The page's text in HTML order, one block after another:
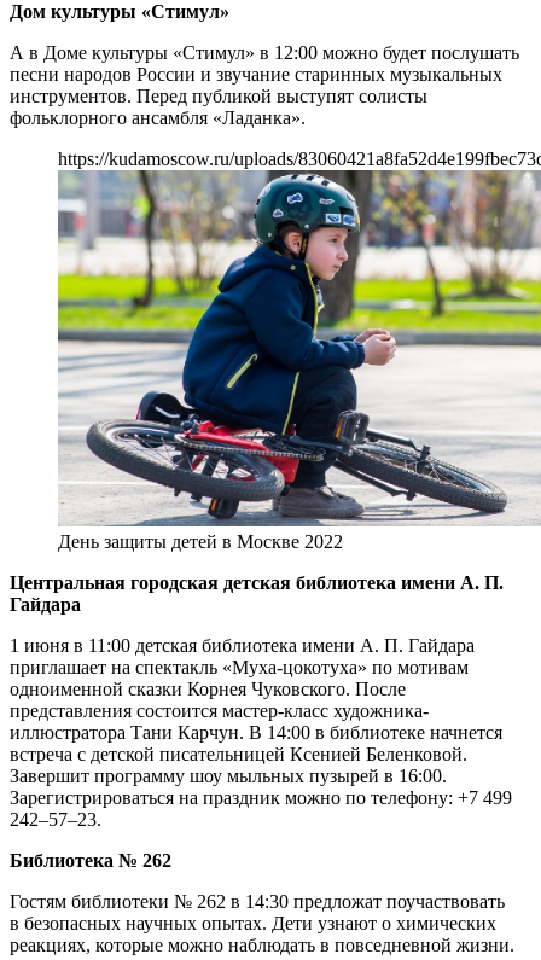
Дом культуры «Стимул»
А в Доме культуры «Стимул» в 12:00 можно будет послушать
песни народов России и звучание старинных музыкальных
инструментов. Перед публикой выступят солисты
фольклорного ансамбля «Ладанка».
https://kudamoscow.ru/uploads/
День защиты детей в Москве 2022
Центральная городская детская библиотека имени А. П.
Гайдара
1 июня в 11:00 детская библиотека имени А. П. Гайдара
приглашает на спектакль «Муха-цокотуха» по мотивам
одноименной сказки Корнея Чуковского. После
представления состоится мастер-класс художника-
иллюстратора Тани Карчун. В 14:00 в библиотеке начнется
встреча с детской писательницей Ксенией Беленковой.
Завершит программу шоу мыльных пузырей в 16:00.
Зарегистрироваться на праздник можно по телефону: +7 499
242–57–23.
Библиотека № 262
Гостям библиотеки № 262 в 14:30 предложат поучаствовать
в безопасных научных опытах. Дети узнают о химических
реакциях, которые можно наблюдать в повседневной жизни.